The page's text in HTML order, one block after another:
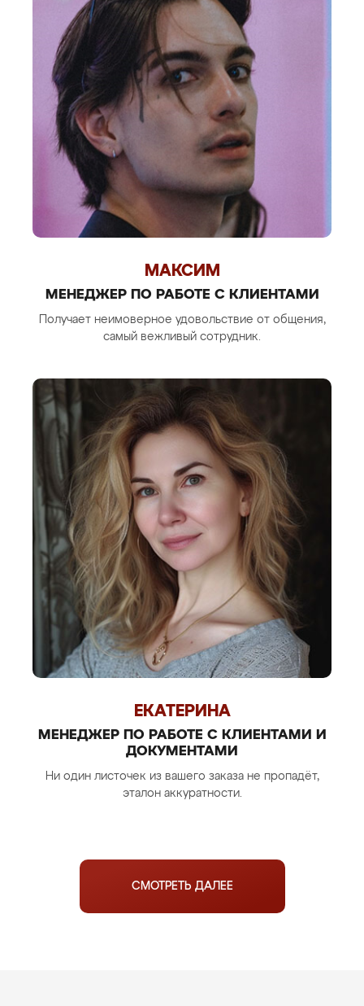
МАКСИМ
МЕНЕДЖЕР ПО РАБОТЕ С КЛИЕНТАМИ
Получает неимоверное удовольствие от общения,
самый вежливый сотрудник.
ЕКАТЕРИНА
МЕНЕДЖЕР ПО РАБОТЕ С КЛИЕНТАМИ И
ДОКУМЕНТАМИ
Ни один листочек из вашего заказа не пропадёт,
эталон аккуратности.
СМОТРЕТЬ ДАЛЕЕ